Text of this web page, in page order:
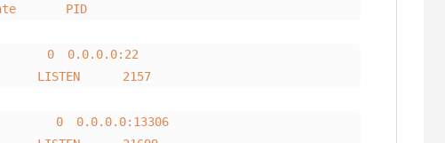
PID
0.0.0.0:22
2157
0.0.0.0:13306